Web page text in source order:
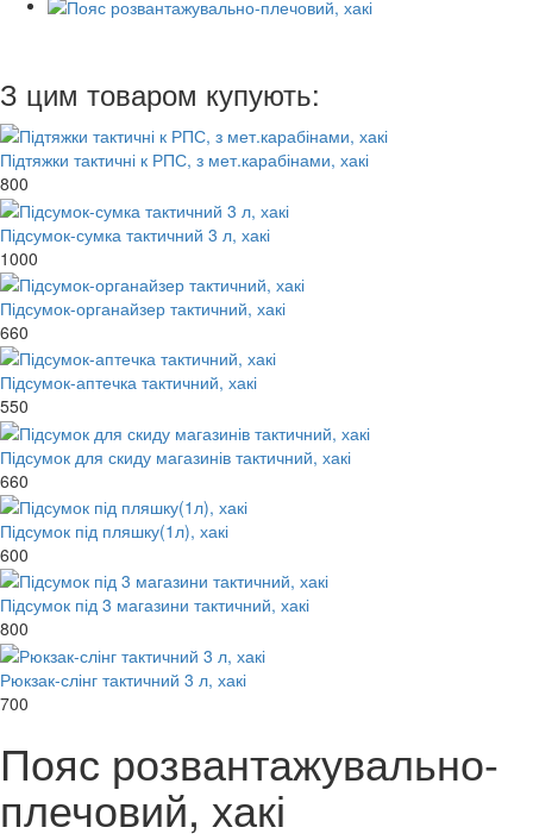
З цим товаром купують:
Підтяжки тактичні к РПС, з мет.карабінами, хакі
800
Підсумок-сумка тактичний 3 л, хакі
1000
Підсумок-органайзер тактичний, хакі
660
Підсумок-аптечка тактичний, хакі
550
Підсумок для скиду магазинів тактичний, хакі
660
Підсумок під пляшку(1л), хакі
600
Підсумок під 3 магазини тактичний, хакі
800
Рюкзак-слінг тактичний 3 л, хакі
700
Пояс розвантажувально-
плечовий, хакі